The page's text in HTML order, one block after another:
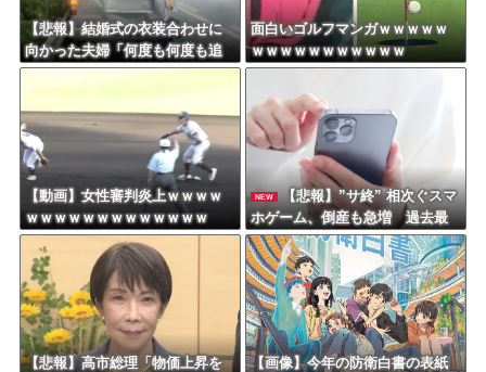
更新中止のお知らせ
海外「おめでとうタキ！」リヴァプール南野がバースデーゴール！！
Powered by livedoor 相互RSS
【悲報】結婚式の衣装合わせに
向かった夫婦「何度も何度も追
突され…何が目的か本当に理解
できない」東名高速で続いた約1.
7キロの追突
面白いゴルフマンガｗｗｗｗｗ
ｗｗｗｗｗｗｗｗｗｗｗ
【動画】女性審判炎上ｗｗｗｗ
ｗｗｗｗｗｗｗｗｗｗｗｗｗ
NEW
【悲報】”サ終” 相次ぐスマ
ホゲーム、倒産も急増 過去最
多ペースで推移 「当たれば一
攫千金」過去の時代に
【悲報】高市総理「物価上昇を
【画像】今年の防衛白書の表紙